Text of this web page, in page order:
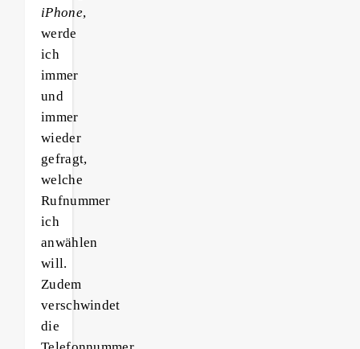
iPhone,
werde
ich
immer
und
immer
wieder
gefragt,
welche
Rufnummer
ich
anwählen
will.
Zudem
verschwindet
die